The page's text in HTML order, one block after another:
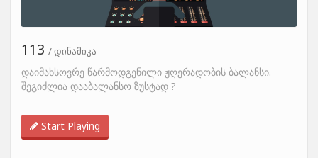
113 / დინამიკა
დაიმახსოვრე წარმოდგენილი ჟღერადობის ბალანსი.
შეგიძლია დააბალანსო ზუსტად ?
Start Playing